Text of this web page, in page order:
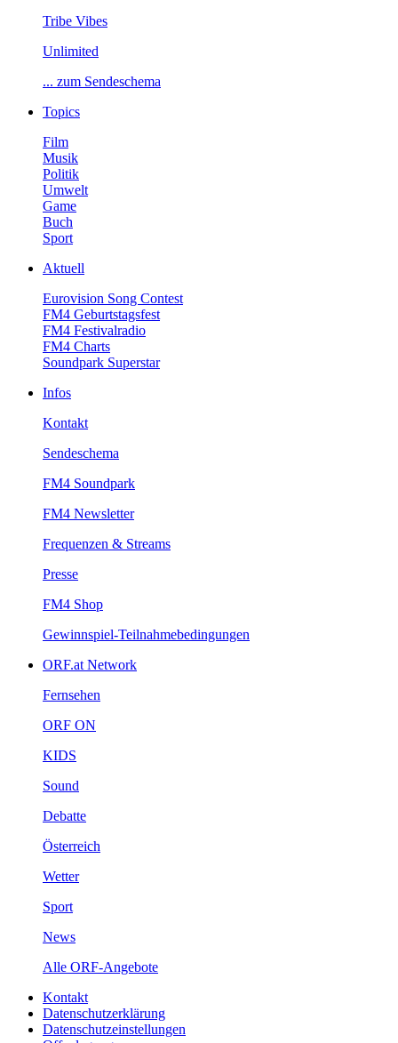
TribeVibes
Unlimited
...zumSendeschema
Topics
Film
Musik
Politik
Umwelt
Game
Buch
Sport
Aktuell
EurovisionSongContest
FM4Geburtstagsfest
FM4Festivalradio
FM4Charts
SoundparkSuperstar
Infos
Kontakt
Sendeschema
FM4Soundpark
FM4Newsletter
Frequenzen&Streams
Presse
FM4Shop
Gewinnspiel-Teilnahmebedingungen
ORF.atNetwork
Fernsehen
ORFON
KIDS
Sound
Debatte
Österreich
Wetter
Sport
News
AlleORF-Angebote
Kontakt
Datenschutzerklärung
Datenschutzeinstellungen